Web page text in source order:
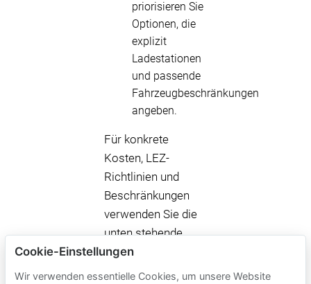
priorisieren Sie
Optionen, die
explizit
Ladestationen
und passende
Fahrzeugbeschränkungen
angeben.
Für konkrete
Kosten, LEZ-
Richtlinien und
Beschränkungen
verwenden Sie die
unten stehende
FAQ.
Cookie-Einstellungen
Wir verwenden essentielle Cookies, um unsere Website